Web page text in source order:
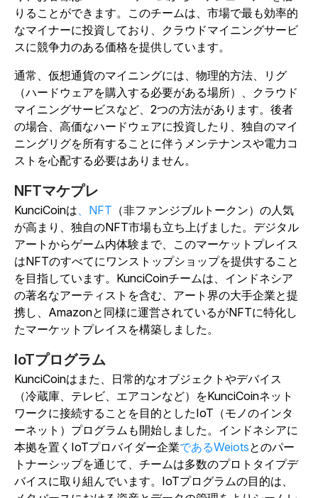
りることができます。このチームは、市場で最も効率的
なマイナーに投資しており、クラウドマイニングサービ
スに競争力のある価格を提供しています。
通常、仮想通貨のマイニングには、物理的方法、リグ
（ハードウェアを購入する必要がある場所）、クラウド
マイニングサービスなど、2つの方法があります。後者
の場合、高価なハードウェアに投資したり、独自のマイ
ニングリグを所有することに伴うメンテナンスや電力コ
ストを心配する必要はありません。
NFTマケプレ
KunciCoinは、NFT （非ファンジブルトークン）の人気
が高まり、独自のNFT市場も立ち上げました。デジタル
アートからゲーム内体験まで、このマーケットプレイス
はNFTのすべてにワンストップショップを提供すること
を目指しています。KunciCoinチームは、インドネシア
の著名なアーティストを含む、アート界の大手企業と提
携し、Amazonと同様に運営されているがNFTに特化し
たマーケットプレイスを構築しました。
IoTプログラム
KunciCoinはまた、日常的なオブジェクトやデバイス
（冷蔵庫、テレビ、エアコンなど）をKunciCoinネット
ワークに接続することを目的としたIoT（モノのインタ
ーネット）プログラムも開始しました。インドネシアに
本拠を置くIoTプロバイダー企業であるWeiotsとのパー
トナーシップを通じて、チームは多数のプロトタイプデ
バイスに取り組んでいます。IoTプログラムの目的は、